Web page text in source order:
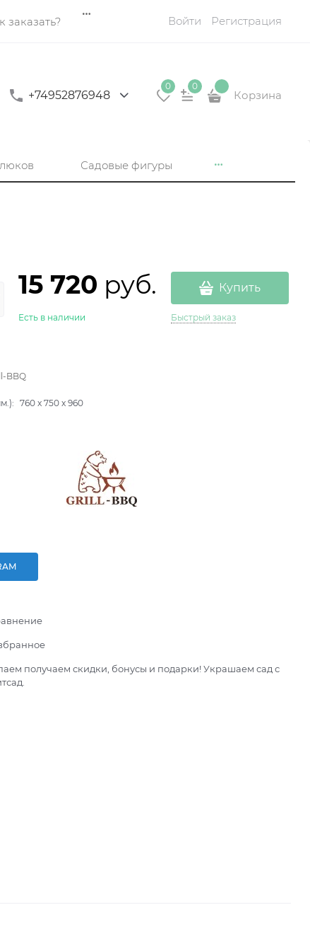
заказать? Войти Регистрация
+74952876948
0 0
Корзина
Садовые фигуры
15 720 руб.
Есть в наличии
Купить
Быстрый заказ
BBQ
760 x750 x960
получаем скидки, бонусы и подарки! Украшаем сад с